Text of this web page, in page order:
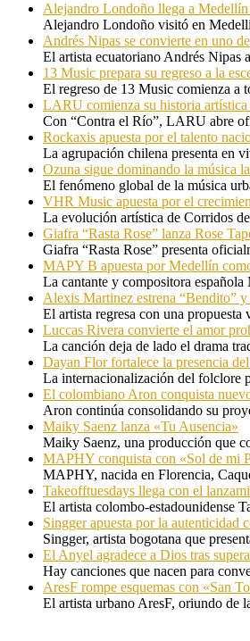
Alejandro Londoño llega a
Alejandro Londoño visitó en
Andrés Nipas se convierte en uno
El artista ecuatoriano Andrés Nipas
13 Music prepara su regreso a la
El regreso de 13 Music comienza a
LARU comienza su historia
Con “Contra el Río”, LARU abre
Rockaxis apuesta por el talento
La agrupación chilena presenta en
Ozuna sigue dominando la música
El fenómeno global de la música
VHR Music apuesta por el
La evolución artística de Corridos
Giafra “Rasta Rose” lanza Rose
Giafra “Rasta Rose” presenta
MAPY B apuesta por Medellín
La cantante y compositora
Alexis Martinez estrena “Bendito”
El artista regresa con una
Luccas Rivera convierte el amor
La canción deja de lado el drama
Dayan Flor fortalece la presencia
La internacionalización del folclore
El colombiano Aron conquista
Aron continúa consolidando su
Maiky Saenz lanza «Tu Ausencia»
Maiky Saenz, una producción que
MAPHY conquista con «Sol de mi
MAPHY, nacida en Florencia,
Takeofftuesdays llega con el
El artista colombo-estadounidense
Singger apuesta por la autenticidad
Singger, artista bogotana que
El Anyel agradece a Dios tras
Hay canciones que nacen para
AresF rompe esquemas con «San
El artista urbano AresF, oriundo de